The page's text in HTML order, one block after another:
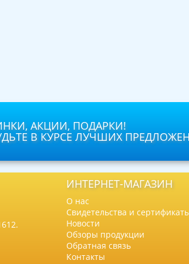
АКЦИИ, ПОДАРКИ!
В КУРСЕ ЛУЧШИХ
ИНТЕРНЕТ-МАГАЗИН
О нас
Свидетельства и
Новости
Обзоры продукции
Обратная связь
Контакты